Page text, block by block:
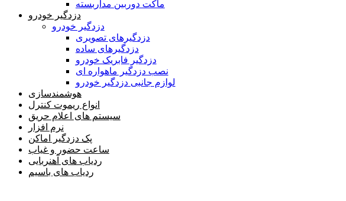
ماکت دوربین مداربسته
دزدگیر خودرو
دزدگیر خودرو
دزدگیرهای تصویری
دزدگیرهای ساده
دزدگیر فابریک خودرو
نصب دزدگیر ماهواره ای
لوازم جانبی دزدگیر خودرو
هوشمندسازی
انواع ریموت کنترل
سیستم های اعلام حریق
نرم افزار
پک دزدگیر اماکن
ساعت حضور و غیاب
ردیاب های آهنربایی
ردیاب های باسیم